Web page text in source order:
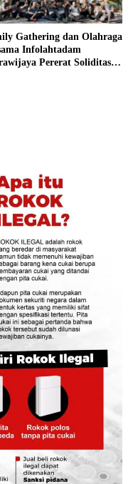
Gathering dan Olahraga
Infolahtadam
Pererat Soliditas